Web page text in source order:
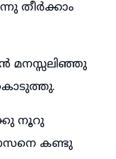
തീർക്കാം
മനസ്സലിഞ്ഞു
നൂറു
കണ്ടു